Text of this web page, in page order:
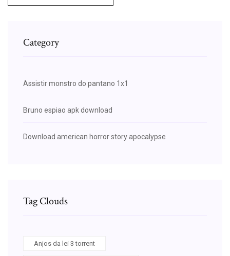
Category
Assistir monstro do pantano 1x1
Bruno espiao apk download
Download american horror story apocalypse
Tag Clouds
Anjos da lei 3 torrent